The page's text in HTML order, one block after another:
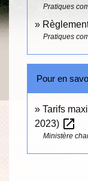
Pratiques
Pratiques
Pour en
Tarifs
2023) open_in_new
Ministère